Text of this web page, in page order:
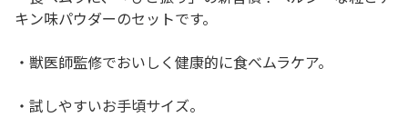
キン味パウダーのセットです。
・獣医師監修でおいしく健康的に食べムラケア。
・試しやすいお手頃サイズ。